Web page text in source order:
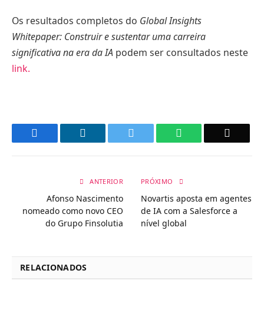
Os resultados completos do Global Insights
Whitepaper: Construir e sustentar uma carreira
significativa na era da IA podem ser consultados neste
link.
WhatsApp
ANTERIOR
Afonso Nascimento
nomeado como novo CEO
do Grupo Finsolutia
PRÓXIMO
Novartis aposta em agentes
de IA com a Salesforce a
nível global
RELACIONADOS